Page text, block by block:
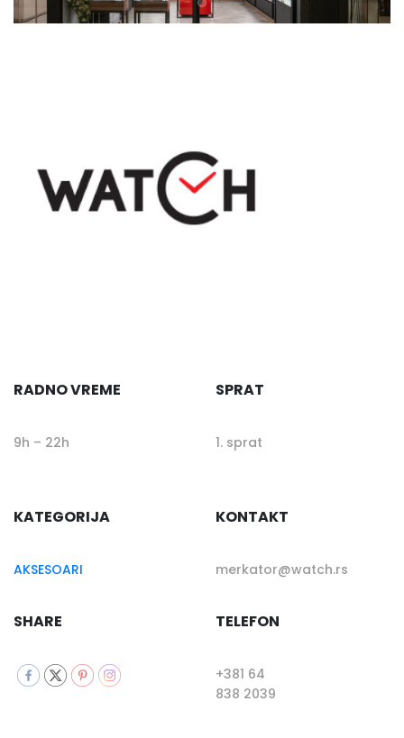
RADNO VREME
9h – 22h
SPRAT
1. sprat
KATEGORIJA
AKSESOARI
KONTAKT
merkator@watch.rs
SHARE TELEFON
+381 64
838 2039